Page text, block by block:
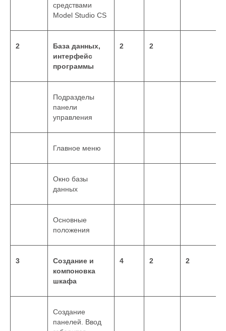
средствами
Model Studio CS
2
База данных,
интерфейс
программы
2 2
Подразделы
панели
управления
Главное меню
Окно базы
данных
Основные
положения
3
Создание и
компоновка
шкафа
4 2 2
Создание
панелей. Ввод